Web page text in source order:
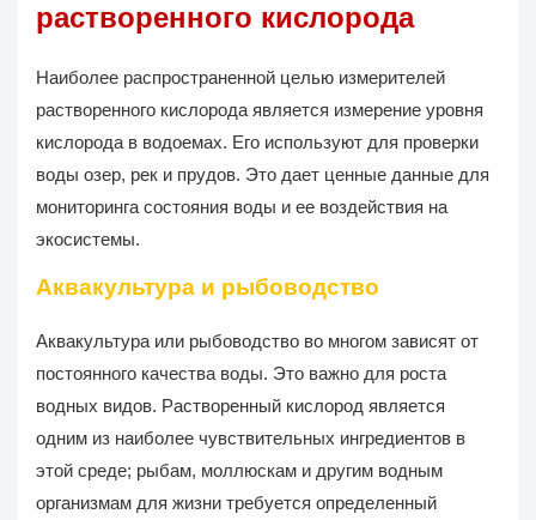
растворенного кислорода
Наиболее распространенной целью измерителей
растворенного кислорода является измерение уровня
кислорода в водоемах. Его используют для проверки
воды озер, рек и прудов. Это дает ценные данные для
мониторинга состояния воды и ее воздействия на
экосистемы.
Аквакультура и рыбоводство
Аквакультура или рыбоводство во многом зависят от
постоянного качества воды. Это важно для роста
водных видов. Растворенный кислород является
одним из наиболее чувствительных ингредиентов в
этой среде; рыбам, моллюскам и другим водным
организмам для жизни требуется определенный